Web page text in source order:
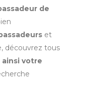
de
et
découvrez tous
ainsi votre